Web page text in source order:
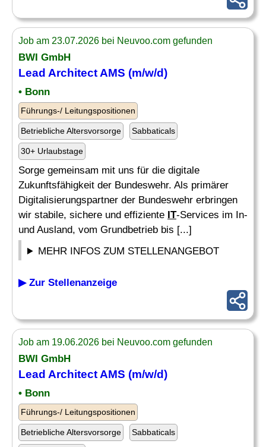
Job am 23.07.2026 bei Neuvoo.com gefunden
BWI GmbH
Lead Architect AMS (m/w/d)
• Bonn
Führungs-/ Leitungspositionen
Betriebliche Altersvorsorge Sabbaticals
30+ Urlaubstage
Sorge gemeinsam mit uns für die digitale
Zukunftsfähigkeit der Bundeswehr. Als primärer
Digitalisierungspartner der Bundeswehr erbringen
wir stabile, sichere und effiziente IT-Services im In-
und Ausland, vom Grundbetrieb bis [...]
MEHR INFOS ZUM STELLENANGEBOT
▶ Zur Stellenanzeige
Job am 19.06.2026 bei Neuvoo.com gefunden
BWI GmbH
Lead Architect AMS (m/w/d)
• Bonn
Führungs-/ Leitungspositionen
Betriebliche Altersvorsorge Sabbaticals